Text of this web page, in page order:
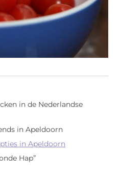
in de Nederlandse
in Apeldoorn
in Apeldoorn
Hap”